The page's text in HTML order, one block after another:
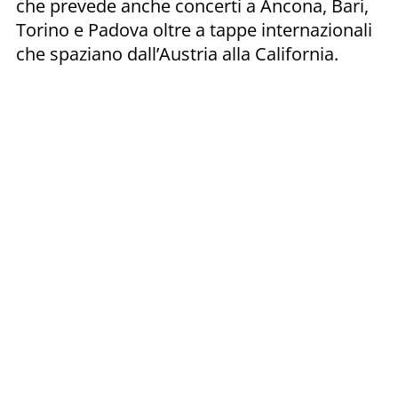
che prevede anche concerti a Ancona, Bari,
Torino e Padova oltre a tappe internazionali
che spaziano dall’Austria alla California.